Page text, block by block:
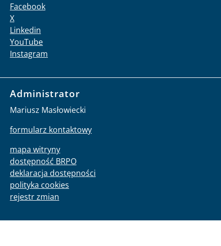
Facebook
X
Linkedin
YouTube
Instagram
Administrator
Mariusz Masłowiecki
formularz kontaktowy
mapa witryny
dostępność BRPO
deklaracja dostępności
polityka cookies
rejestr zmian